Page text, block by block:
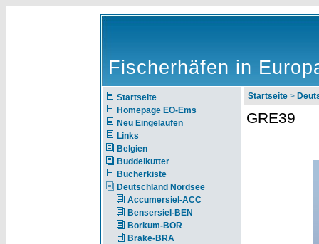
Fischerhäfen in
Startseite
Homepage EO-Ems
Neu Eingelaufen
Links
Belgien
Buddelkutter
Bücherkiste
Deutschland Nordsee
Accumersiel-ACC
Bensersiel-BEN
Borkum-BOR
Brake-BRA
Startseite >
GRE39